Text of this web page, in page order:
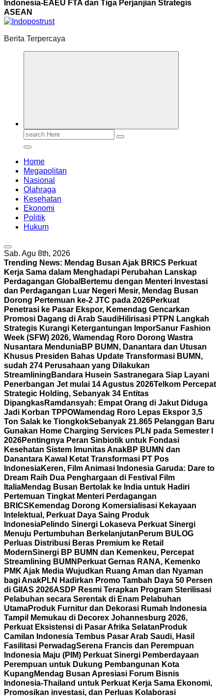
Indonesia-EAEU FTA dan Tiga Perjanjian Strategis
ASEAN
Berita Terpercaya
Search
Home
Megapolitan
Nasional
Olahraga
Kesehatan
Ekonomi
Politik
Hukum
Sab. Agu 8th, 2026
Trending News: Mendag Busan Ajak BRICS Perkuat
Kerja Sama dalam Menghadapi Perubahan Lanskap
Perdagangan Global Bertemu dengan Menteri Investasi
dan Perdagangan Luar Negeri Mesir, Mendag Busan
Dorong Pertemuan ke-2 JTC pada 2026Perkuat
Penetrasi ke Pasar Ekspor, Kemendag Gencarkan
Promosi Dagang di Arab SaudiHilirisasi PTPN Langkah
Strategis Kurangi Ketergantungan ImporSanur Fashion
Week (SFW) 2026, Wamendag Roro Dorong Wastra
Nusantara MenduniaBP BUMN, Danantara dan Utusan
Khusus Presiden Bahas Update Transformasi BUMN,
sudah 274 Perusahaan yang Dilakukan
Streamlining Bandara Husein Sastranegara Siap Layani
Penerbangan Jet mulai 14 Agustus 2026Telkom Percepat
Strategic Holding, Sebanyak 34 Entitas
DipangkasRamdansyah: Empat Orang di Jakut Diduga
Jadi Korban TPPOWamendag Roro Lepas Ekspor 3,5
Ton Salak ke TiongkokSebanyak 21.865 Pelanggan Baru
Gunakan Home Charging Services PLN pada Semester I
2026Pentingnya Peran Sinbiotik untuk Fondasi
Kesehatan Sistem Imunitas AnakBP BUMN dan
Danantara Kawal Ketat Transformasi PT Pos
IndonesiaKeren, Film Animasi Indonesia Garuda: Dare to
Dream Raih Dua Penghargaan di Festival Film
ItaliaMendag Busan Bertolak ke India untuk Hadiri
Pertemuan Tingkat Menteri Perdagangan
BRICS Kemendag Dorong Komersialisasi Kekayaan
Intelektual, Perkuat Daya Saing Produk
IndonesiaPelindo Sinergi Lokaseva Perkuat Sinergi
Menuju Pertumbuhan Berkelanjutan Perum BULOG
Perluas Distribusi Beras Premium ke Retail
ModernSinergi BP BUMN dan Kemenkeu, Percepat
Streamlining BUMN Perkuat Gernas RANA, Kemenko
PMK Ajak Media Wujudkan Ruang Aman dan Nyaman
bagi AnakPLN Hadirkan Promo Tambah Daya 50 Persen
di GIIAS 2026ASDP Resmi Terapkan Program Sterilisasi
Pelabuhan secara Serentak di Enam Pelabuhan
UtamaProduk Furnitur dan Dekorasi Rumah Indonesia
Tampil Memukau di Decorex Johannesburg 2026,
Perkuat Eksistensi di Pasar Afrika Selatan Produk
Camilan Indonesia Tembus Pasar Arab Saudi, Hasil
Fasilitasi PerwadagSerena Francis dan Perempuan
Indonesia Maju (PIM) Perkuat Sinergi Pemberdayaan
Perempuan untuk Dukung Pembangunan Kota
Kupang Mendag Busan Apresiasi Forum Bisnis
Indonesia-Thailand untuk Perkuat Kerja Sama Ekonomi,
Promosikan investasi, dan Perluas Kolaborasi